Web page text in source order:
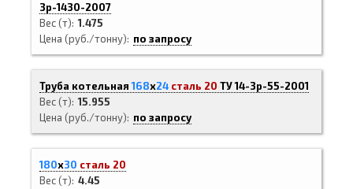
3р-1430-2007
Вес (т) 1.475
Цена (руб./тонну)
по запросу
Труба котельная168х24 сталь 20 ТУ 14-3р-55-2001
Вес (т) 15.955
Цена (руб./тонну)
по запросу
180х30 сталь 20
Вес (т) 4.45